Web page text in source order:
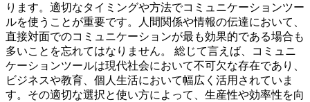
ります。適切なタイミングや方法でコミュニケーションツー
ルを使うことが重要です。人間関係や情報の伝達において、
直接対面でのコミュニケーションが最も効果的である場合も
多いことを忘れてはなりません。 総じて言えば、コミュニ
ケーションツールは現代社会において不可欠な存在であり、
ビジネスや教育、個人生活において幅広く活用されていま
す。その適切な選択と使い方によって、生産性や効率性を向